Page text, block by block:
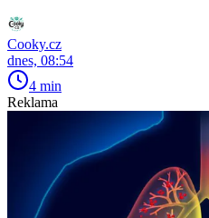
Cooky.cz
dnes, 08:54
4 min
Reklama